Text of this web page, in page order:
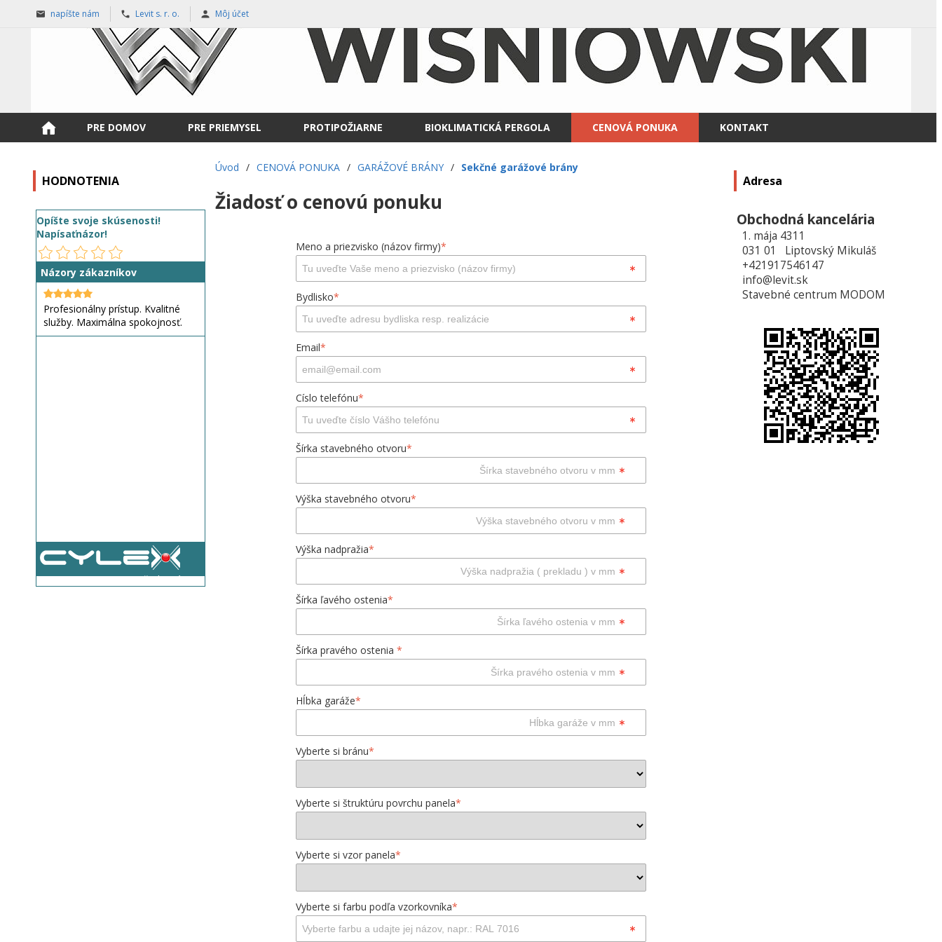
napíšte nám Levit s. r. o. Môj účet
PRE DOMOV PRE PRIEMYSEL PROTIPOŽIARNE BIOKLIMATICKÁ PERGOLA CENOVÁ PONUKA KONTAKT
Adresa
Obchodná kancelária
1. mája 4311
031 01 Liptovský Mikuláš
+421917546147
info@levit.sk
Stavebné centrum MODOM
HODNOTENIA
Opíšte svoje skúsenosti!
Napísaťnázor!
Názory zákazníkov
Profesionálny prístup. Kvalitné
služby. Maximálna spokojnosť.
Všetky názory
Úvod / CENOVÁ PONUKA / GARÁŽOVÉ BRÁNY / Sekčné garážové brány
Žiadosť o cenovú ponuku
Meno a priezvisko (názov firmy)*
Bydlisko*
Email*
Císlo telefónu*
Šírka stavebného otvoru*
Výška stavebného otvoru*
Výška nadpražia*
Šírka ľavého ostenia*
Šírka pravého ostenia *
Hĺbka garáže*
Vyberte si bránu*
Vyberte si štruktúru povrchu panela*
Vyberte si vzor panela*
Vyberte si farbu podľa vzorkovníka*